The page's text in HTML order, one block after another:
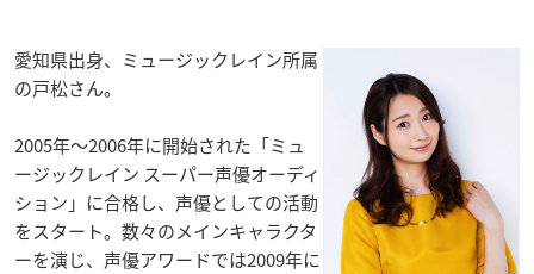
愛知県出身、ミュージックレイン所属
の戸松さん。
2005年〜2006年に開始された「ミュ
ージックレイン スーパー声優オーディ
ション」に合格し、声優としての活動
をスタート。数々のメインキャラクタ
ーを演じ、声優アワードでは2009年に